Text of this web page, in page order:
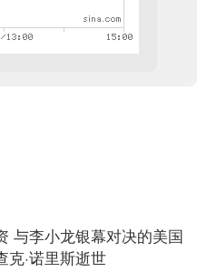
与李小龙银幕对决的美国
克·诺里斯逝世